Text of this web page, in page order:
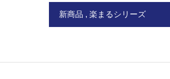
新商品 楽まるシリーズ